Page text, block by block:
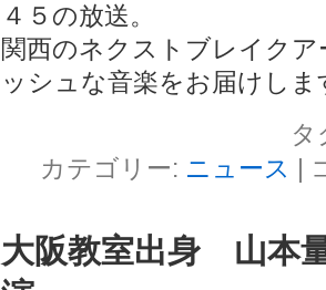
４５の放送。
関西のネクストブレイク
ッシュな音楽をお届けしま
タ
カテゴリー: ニュース |
大阪教室出身 山本